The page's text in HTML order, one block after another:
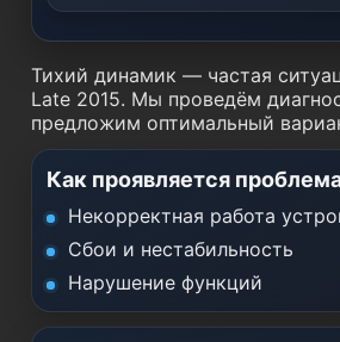
Тихий динамик — частая
Late 2015. Мы проведём
предложим оптимальный
Как проявляется
Некорректная работа
Сбои и нестабильность
Нарушение функций